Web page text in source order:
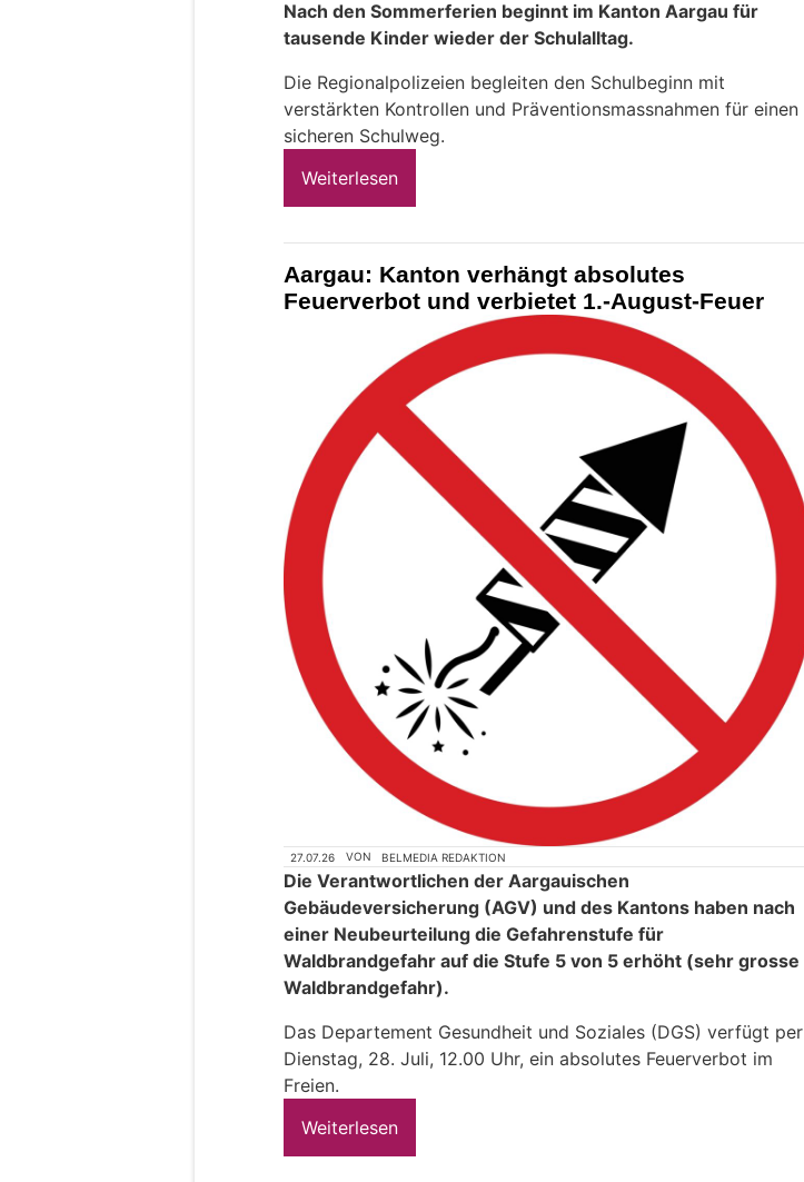
Nach den Sommerferien beginnt im Kanton Aargau für
tausende Kinder wieder der Schulalltag.
Die Regionalpolizeien begleiten den Schulbeginn mit
verstärkten Kontrollen und Präventionsmassnahmen für einen
sicheren Schulweg.
Weiterlesen
Aargau: Kanton verhängt absolutes
Feuerverbot und verbietet 1.-August-Feuer
27.07.26 VON BELMEDIA REDAKTION
Die Verantwortlichen der Aargauischen
Gebäudeversicherung (AGV) und des Kantons haben nach
einer Neubeurteilung die Gefahrenstufe für
Waldbrandgefahr auf die Stufe 5 von 5 erhöht (sehr grosse
Waldbrandgefahr).
Das Departement Gesundheit und Soziales (DGS) verfügt per
Dienstag, 28. Juli, 12.00 Uhr, ein absolutes Feuerverbot im
Freien.
Weiterlesen